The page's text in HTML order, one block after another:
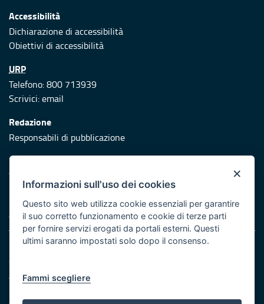
Accessibilità
Dichiarazione di accessibilità
Obiettivi di accessibilità
URP
Telefono: 800 713939
Scrivici:email
Redazione
Responsabili di pubblicazione
Protezione civile
Vai al sito di Protezione Civile Puglia
Iniziativa finanziata con risorse del POR Puglia 2014/2020 -
Asse XI
Note legali
Cookie e privacy
Atti di notifica
×
Informazioni sull'uso dei cookies
Questo sito web utilizza cookie essenziali per garantire
il suo corretto funzionamento e cookie di terze parti
per fornire servizi erogati da portali esterni. Questi
ultimi saranno impostati solo dopo il consenso.
Fammi scegliere